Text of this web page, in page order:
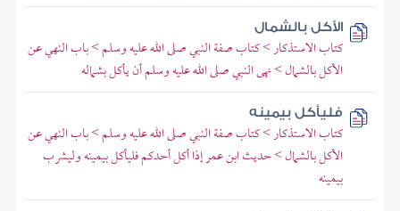
الأكل بالشمال
كتاب الاستذكار > كتاب صفة النبي صلى الله عليه وسلم > باب النهي عن
الأكل بالشمال > نهى النبي صلى الله عليه وسلم أن يأكل بشماله
فليأكل بيمينه
كتاب الاستذكار > كتاب صفة النبي صلى الله عليه وسلم > باب النهي عن
الأكل بالشمال > حديث ابن عمر إذا أكل أحدكم فليأكل بيمينه وليشرب
بيمينه